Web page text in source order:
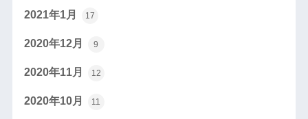
2021年1月 17
2020年12月 9
2020年11月 12
2020年10月 11